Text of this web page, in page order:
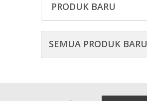
PRODUK BARU
SEMUA PRODUK BARU